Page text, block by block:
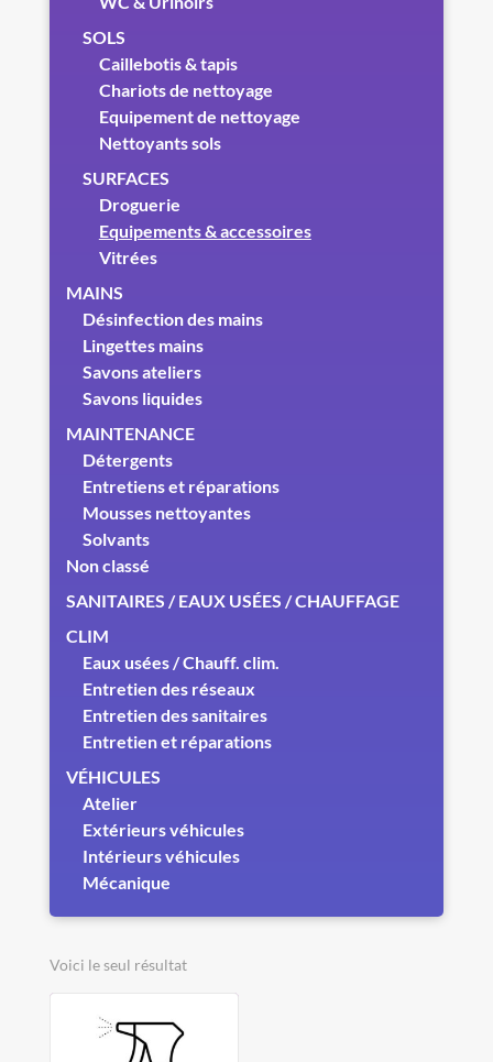
SOLS
Caillebotis & tapis
Chariots de nettoyage
Equipement de nettoyage
Nettoyants sols
SURFACES
Droguerie
Equipements & accessoires
Vitrées
MAINS
Désinfection des mains
Lingettes mains
Savons ateliers
Savons liquides
MAINTENANCE
Détergents
Entretiens et réparations
Mousses nettoyantes
Solvants
Non classé
SANITAIRES / EAUX USÉES / CHAUFFAGE
CLIM
Eaux usées / Chauff. clim.
Entretien des réseaux
Entretien des sanitaires
Entretien et réparations
VÉHICULES
Atelier
Extérieurs véhicules
Intérieurs véhicules
Mécanique
Voici le seul résultat